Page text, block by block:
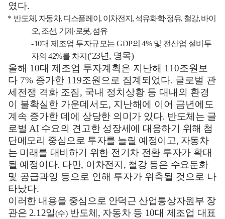
였다.
* 반도체 , 자동차,디스플레이 , 이차전지 , 석유화학·정유, 철강,바이
오,조선, 기계 ·로봇,섬유
-10대 제조업 투자규모는GDP의4% 및 전산업 설비투
자의42%를 차지 (′23년, 명목)
올해 10대 제조업 투자계획은 지난해 110조원보
다 7% 증가한 119조원으로 집계되었다. 글로벌 관
세전쟁 격화 조짐, 국내 정치상황 등 대내외 환경
이 불확실한 가운데서도, 지난해에 이어 금년에도
계속 증가한 데에 상당한 의미가 있다. 반도체는 글
로벌AI 수요의 견고한 성장세에 대응하기 위해 첨
단메모리 중심으로 투자를 늘릴 예정이고, 자동차
는 미래를 대비하기 위한 전기차 전환 투자가 확대
될 예정이다. 다만, 이차전지 , 철강 등은 수요둔화
및 공급과잉 등으로 인해 투자가 위축될 것으로 나
타났다.
이러한 내용을 중심으로 안덕근 산업통상자원부 장
관은 2.12일(수) 반도체 , 자동차 등 10대 제조업 대표